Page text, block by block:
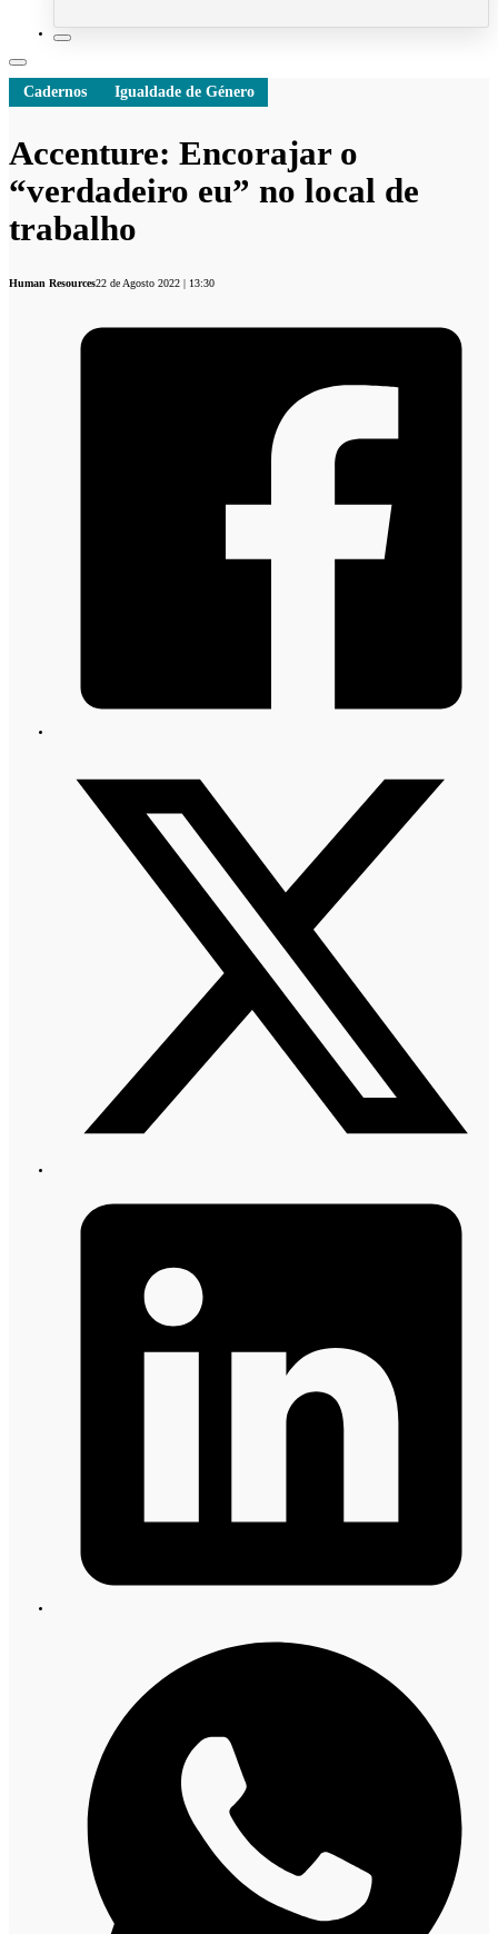
Cadernos Igualdade de Género
Accenture: Encorajar o
“verdadeiro eu” no local de
trabalho
Human Resources22 de Agosto 2022 | 13:30